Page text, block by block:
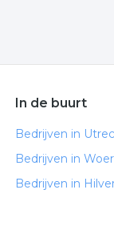
In de buurt
Bedrijven in
Bedrijven in
Bedrijven in